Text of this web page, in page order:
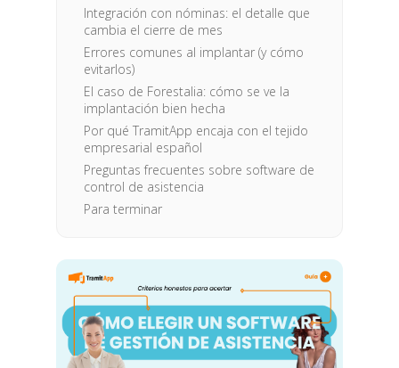
Integración con nóminas: el detalle que
cambia el cierre de mes
Errores comunes al implantar (y cómo
evitarlos)
El caso de Forestalia: cómo se ve la
implantación bien hecha
Por qué TramitApp encaja con el tejido
empresarial español
Preguntas frecuentes sobre software de
control de asistencia
Para terminar